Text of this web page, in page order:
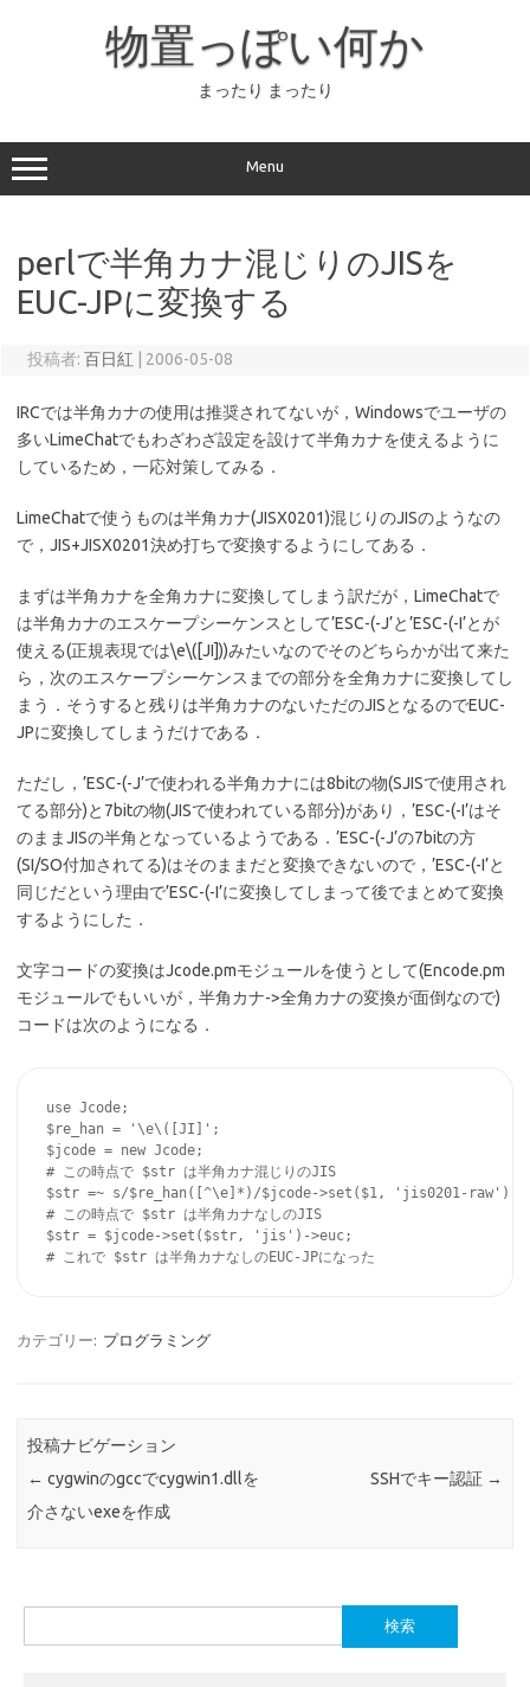
ッ
プ
物置っぽい何か
まったり まったり
Menu
perlで半角カナ混じりのJISを
EUC-JPに変換する
投稿者: 百日紅 2006-05-08
IRCでは半角カナの使用は推奨されてないが，Windowsでユーザの
多いLimeChatでもわざわざ設定を設けて半角カナを使えるように
しているため，一応対策してみる．
LimeChatで使うものは半角カナ(JISX0201)混じりのJISのようなの
で，JIS+JISX0201決め打ちで変換するようにしてある．
まずは半角カナを全角カナに変換してしまう訳だが，LimeChatで
は半角カナのエスケープシーケンスとして’ESC-(-J’と’ESC-(-I’とが
使える(正規表現では\e\([JI]))みたいなのでそのどちらかが出て来た
ら，次のエスケープシーケンスまでの部分を全角カナに変換してし
まう．そうすると残りは半角カナのないただのJISとなるのでEUC-
JPに変換してしまうだけである．
ただし，’ESC-(-J’で使われる半角カナには8bitの物(SJISで使用され
てる部分)と7bitの物(JISで使われている部分)があり，’ESC-(-I’はそ
のままJISの半角となっているようである．’ESC-(-J’の7bitの方
(SI/SO付加されてる)はそのままだと変換できないので，’ESC-(-I’と
同じだという理由で’ESC-(-I’に変換してしまって後でまとめて変換
するようにした．
文字コードの変換はJcode.pmモジュールを使うとして(Encode.pm
モジュールでもいいが，半角カナ->全角カナの変換が面倒なので)
コードは次のようになる．
use Jcode;
$re_han = '\e\([JI]';
$jcode = new Jcode;
# この時点で $str は半角カナ混じりのJIS
$str =~ s/$re_han([^\e]*)/$jcode->set($1, 'jis0201-raw')-
# この時点で $str は半角カナなしのJIS
$str = $jcode->set($str, 'jis')->euc;
# これで $str は半角カナなしのEUC-JPになった
カテゴリー: プログラミング
投稿ナビゲーション
← cygwinのgccでcygwin1.dllを
介さないexeを作成
SSHでキー認証 →
索: